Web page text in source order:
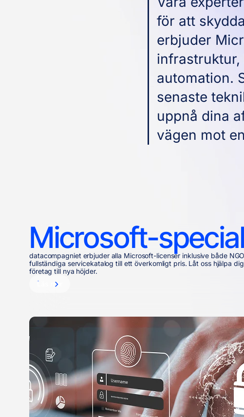
för att
erbjuder
infrastruktur,
automation.
senaste
uppnå dina
vägen mot
Microsoft-
datacompagniet erbjuder alla Microsoft-licenser inklusive både
fullständiga servicekatalog till ett överkomligt pris. Låt oss hjälpa
företag till nya höjder.
Läs mer